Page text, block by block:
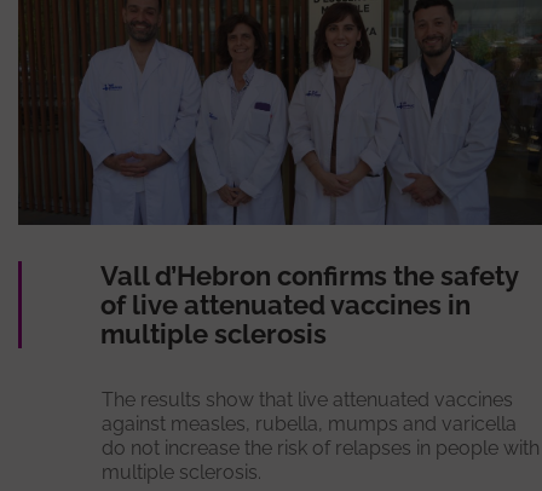
Vall d’Hebron confirms the safety
of live attenuated vaccines in
multiple sclerosis
The results show that live attenuated vaccines
against measles, rubella, mumps and varicella
do not increase the risk of relapses in people with
multiple sclerosis.